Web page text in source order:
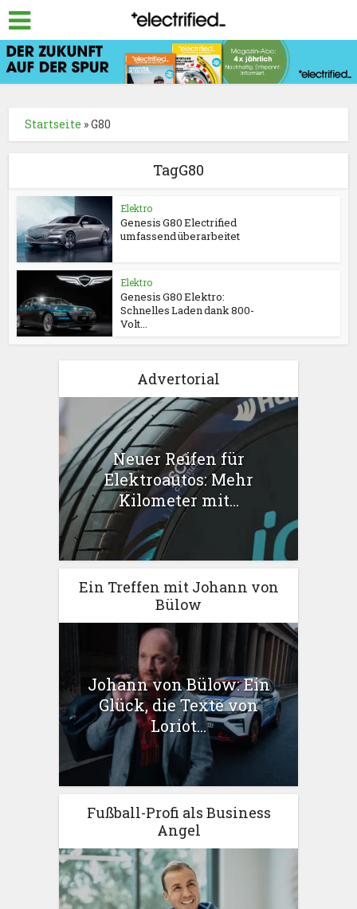
Startseite »G80
TagG80
Elektro
Genesis G80 Electrified
umfassend überarbeitet
Elektro
Genesis G80 Elektro:
Schnelles Laden dank 800-
Volt...
Advertorial
Neuer Reifen für
Elektroautos: Mehr
Kilometer mit...
Ein Treffen mit Johann von
Bülow
Johann von Bülow: Ein
Glück, die Texte von
Loriot...
Fußball-Profi als Business
Angel